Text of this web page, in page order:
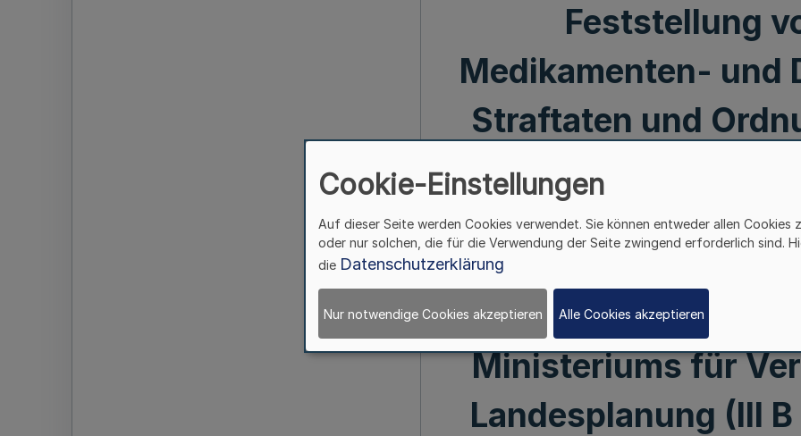
Feststellung
Medikamenten- und
Straftaten und
Sicherstellung und
Führerscheinen
Innenministeriums
Justizministeriums
Ministeriums für
Landesplanung (III
Cookie-Einstellungen
Auf dieser Seite werden Cookies verwendet. Sie können entweder allen Cookies
oder nur solchen, die für die Verwendung der Seite zwingend erforderlich sind.
die Datenschutzerklärung
Nur notwendige Cookies akzeptieren Alle Cookies akzeptieren